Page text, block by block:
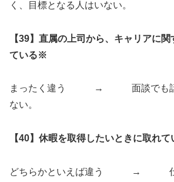
く、目標となる人はいない。
【39】直属の上司から、キャリアに
ている※
まったく違う → 面談でも話を
ない。
【40】休暇を取得したいときに取れ
どちらかといえば違う → 仕事